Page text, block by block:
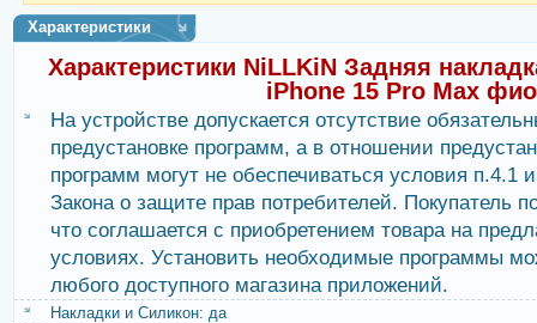
Характеристики
Характеристики NiLLKiN Задняя
iPhone 15 Pro Max
На устройстве допускается отсутствие
предустановке программ, а в отношении
программ могут не обеспечиваться условия п.4.1
Закона о защите прав потребителей. Покупатель
что соглашается с приобретением товара на
условиях. Установить необходимые программы
любого доступного магазина приложений.
Накладки и Силикон: да